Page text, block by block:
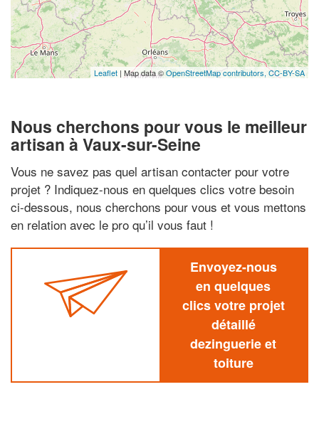
Leaflet | Map data ©OpenStreetMap contributors, CC-BY-SA
Nous cherchons pour vous le meilleur
artisan à Vaux-sur-Seine
Vous ne savez pas quel artisan contacter pour votre
projet ? Indiquez-nous en quelques clics votre besoin
ci-dessous, nous cherchons pour vous et vous mettons
en relation avec le pro qu’il vous faut !
Envoyez-nous
en quelques
clics votre projet
détaillé
dezinguerie et
toiture